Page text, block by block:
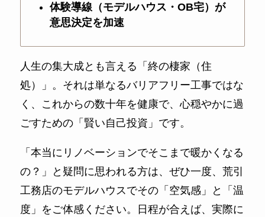
体験導線（モデルハウス・OB宅）が
意思決定を加速
人生の集大成とも言える「終の棲家（住
処）」。それは単なるバリアフリー工事ではな
く、これからの数十年を健康で、心穏やかに過
ごすための「賢い自己投資」です。
「本当にリノベーションでそこまで暖かくなる
の？」と疑問に思われる方は、ぜひ一度、荒引
工務店のモデルハウスでその「空気感」と「温
度」をご体感ください。日程が合えば、実際に